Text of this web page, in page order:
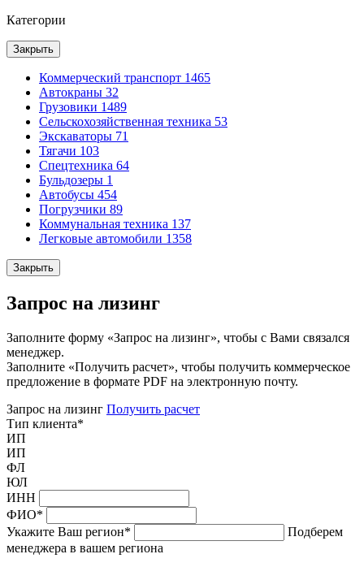
Категории
Закрыть
Коммерческий транспорт 1465
Автокраны 32
Грузовики 1489
Сельскохозяйственная техника 53
Экскаваторы 71
Тягачи 103
Спецтехника 64
Бульдозеры 1
Автобусы 454
Погрузчики 89
Коммунальная техника 137
Легковые автомобили 1358
Закрыть
Запрос на лизинг
Заполните форму «Запрос на лизинг», чтобы с Вами связался
менеджер.
Заполните «Получить расчет», чтобы получить коммерческое
предложение в формате PDF на электронную почту.
Запрос на лизинг Получить расчет
Тип клиента*
ИП
ИП
ФЛ
ЮЛ
ИНН
ФИО*
Укажите Ваш регион*
Подберем
менеджера в вашем региона